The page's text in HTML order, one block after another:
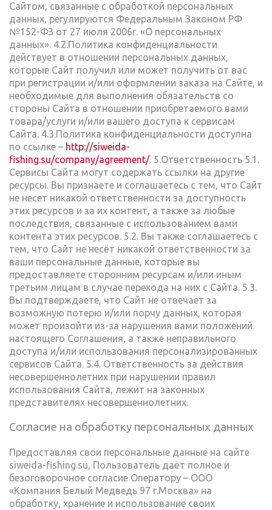
Сайтом, связанные с обработкой персональных
данных, регулируются Федеральным Законом РФ
№152-ФЗ от 27 июля 2006г. «О персональных
данных». 4.2.Политика конфиденциальности
действует в отношении персональных данных,
которые Сайт получил или может получить от вас
при регистрации и/или оформлении заказа на Сайте, и
необходимые для выполнения обязательств со
стороны Сайта в отношении приобретаемого вами
товара/услуги и/или вашего доступа к сервисам
Сайта. 4.3.Политика конфиденциальности доступна
по ссылке – http://siweida-
fishing.su/company/agreement/. 5.Ответственность 5.1.
Сервисы Сайта могут содержать ссылки на другие
ресурсы. Вы признаете и соглашаетесь с тем, что Сайт
не несет никакой ответственности за доступность
этих ресурсов и за их контент, а также за любые
последствия, связанные с использованием вами
контента этих ресурсов. 5.2. Вы также соглашаетесь с
тем, что Сайт не несёт никакой ответственности за
ваши персональные данные, которые вы
предоставляете сторонним ресурсам и/или иным
третьим лицам в случае перехода на них с Сайта. 5.3.
Вы подтверждаете, что Сайт не отвечает за
возможную потерю и/или порчу данных, которая
может произойти из-за нарушения вами положений
настоящего Соглашения, а также неправильного
доступа и/или использования персонализированных
сервисов Сайта. 5.4. Ответственность за действия
несовершеннолетних при нарушении правил
использования Сайта, лежит на законных
представителях несовершеннолетних.
Согласие на обработку персональных данных
Предоставляя свои персональные данные на сайте
siweida-fishing.su, Пользователь даёт полное и
безоговорочное согласие Оператору – ООО
«Компания Белый Медведь 97 г.Москва» на
обработку, хранение и использование своих